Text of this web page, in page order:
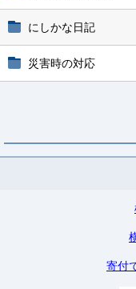
にしかな日記
災害時の対応
寄付